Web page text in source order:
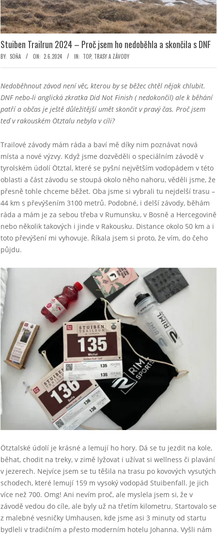
Stuiben Trailrun 2024 – Proč jsem ho nedoběhla a skončila s DNF
BY: SOŇA ON: 2.6.2024 IN: TOP, TRASY A ZÁVODY
Nedoběhnout závod není věc, kterou by se běžec chtěl nějak chlubit.
DNF nebo-li anglická zkratka Did Not Finish ( nedokončil) ale k běhání
patří a občas je ještě důležitější umět skončit v pravý čas. Proč jsem
teď v rakouském Ötztalu nebyla v cíli?
Trailové závody mám ráda a baví mě díky nim poznávat nová
místa a nové výzvy. Když jsme dozvěděli o speciálním závodě v
tyrolském údolí Ötztal, které se pyšní největším vodopádem v této
oblasti a část závodu se stoupá okolo něho nahoru, věděli jsme, že
přesně tohle chceme běžet. Oba jsme si vybrali tu nejdelší trasu –
44 km s převýšením 3100 metrů. Podobné, i delší závody, běhám
ráda a mám je za sebou třeba v Rumunsku, v Bosně a Hercegovině
nebo několik takových i jinde v Rakousku. Distance okolo 50 km a i
toto převýšení mi vyhovuje. Říkala jsem si proto, že vím, do čeho
půjdu.
Ötztalské údolí je krásné a lemují ho hory. Dá se tu jezdit na kole,
běhat, chodit na treky, v zimě lyžovat i užívat si wellness či plavání
v jezerech. Nejvíce jsem se tu těšila na trasu po kovových vysutých
schodech, které lemují 159 m vysoký vodopád Stuibenfall. Je jich
více než 700. Omg! Ani nevím proč, ale myslela jsem si, že v
závodě vedou do cíle, ale byly už na třetím kilometru. Startovalo se
z malebné vesničky Umhausen, kde jsme asi 3 minuty od startu
bydleli v tradičním a přesto moderním hotelu Johanna. Vyšli nám